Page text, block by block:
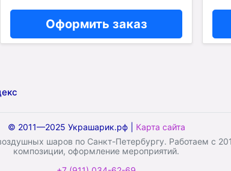
Оформить заказ
© 2011—2025 Украшарик.рф | Карта сайта
шаров по Санкт-Петербургу. Работаем с
композиции, оформление мероприятий.